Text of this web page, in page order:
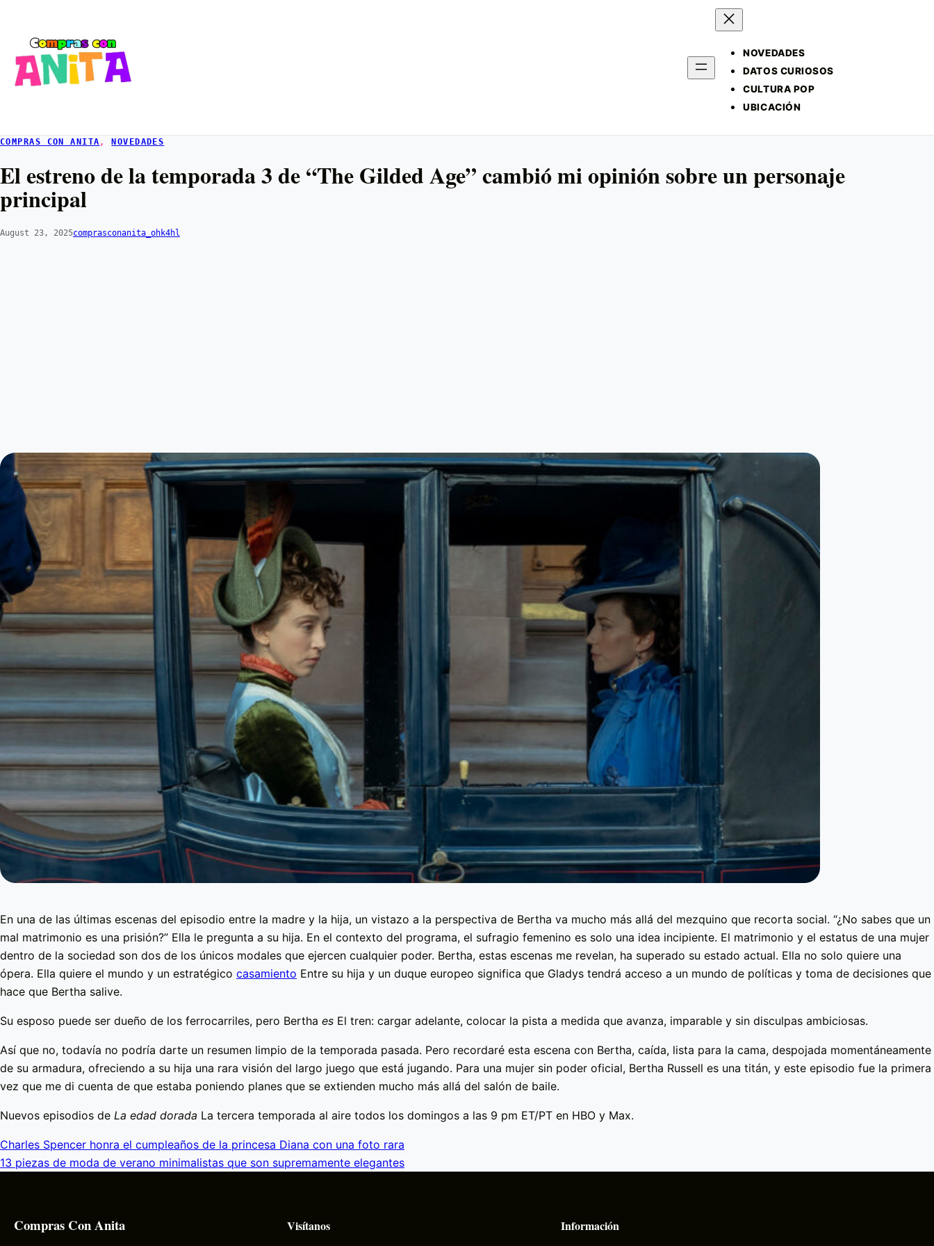
NOVEDADES
DATOS CURIOSOS
CULTURA POP
UBICACIÓN
COMPRAS CON ANITA , NOVEDADES
El estreno de la temporada 3 de “The Gilded Age” cambió mi opinión sobre un personaje
principal
August 23, 2025comprasconanita_ohk4hl
En una de las últimas escenas del episodio entre la madre y la hija, un vistazo a la perspectiva de Bertha va mucho más allá del mezquino que recorta social. “¿No sabes que un
mal matrimonio es una prisión?” Ella le pregunta a su hija. En el contexto del programa, el sufragio femenino es solo una idea incipiente. El matrimonio y el estatus de una mujer
dentro de la sociedad son dos de los únicos modales que ejercen cualquier poder. Bertha, estas escenas me revelan, ha superado su estado actual. Ella no solo quiere una
ópera. Ella quiere el mundo y un estratégico casamiento Entre su hija y un duque europeo significa que Gladys tendrá acceso a un mundo de políticas y toma de decisiones que
hace que Bertha salive.
Su esposo puede ser dueño de los ferrocarriles, pero Bertha es El tren: cargar adelante, colocar la pista a medida que avanza, imparable y sin disculpas ambiciosas.
Así que no, todavía no podría darte un resumen limpio de la temporada pasada. Pero recordaré esta escena con Bertha, caída, lista para la cama, despojada momentáneamente
de su armadura, ofreciendo a su hija una rara visión del largo juego que está jugando. Para una mujer sin poder oficial, Bertha Russell es una titán, y este episodio fue la primera
vez que me di cuenta de que estaba poniendo planes que se extienden mucho más allá del salón de baile.
Nuevos episodios de La edad dorada La tercera temporada al aire todos los domingos a las 9 pm ET/PT en HBO y Max.
Charles Spencer honra el cumpleaños de la princesa Diana con una foto rara
13 piezas de moda de verano minimalistas que son supremamente elegantes
Compras Con Anita Visítanos Información